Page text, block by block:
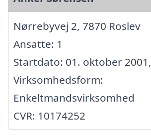
Nørrebyvej 2, 7870 Roslev
Ansatte: 1
Startdato: 01. oktober 2001,
Virksomhedsform:
Enkeltmandsvirksomhed
CVR: 10174252